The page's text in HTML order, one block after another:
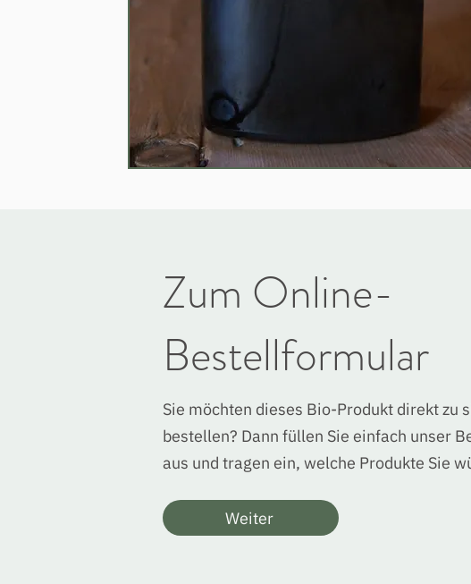
Zum Online-
Bestellformular
Sie möchten dieses Bio-Produkt direkt zu
bestellen? Dann füllen Sie einfach unser
aus und tragen ein, welche Produkte Sie
Weiter